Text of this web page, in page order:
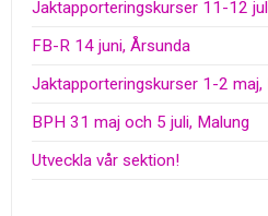
Jaktapporteringskurser 11-12
FB-R 14 juni, Årsunda
Jaktapporteringskurser 1-2 maj,
BPH 31 maj och 5 juli, Malung
Utveckla vår sektion!